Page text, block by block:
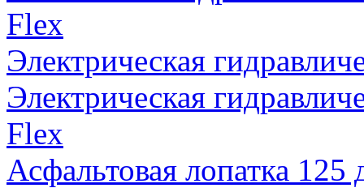
Flex
Электрическая
Электрическая
Flex
Асфальтовая лопатка